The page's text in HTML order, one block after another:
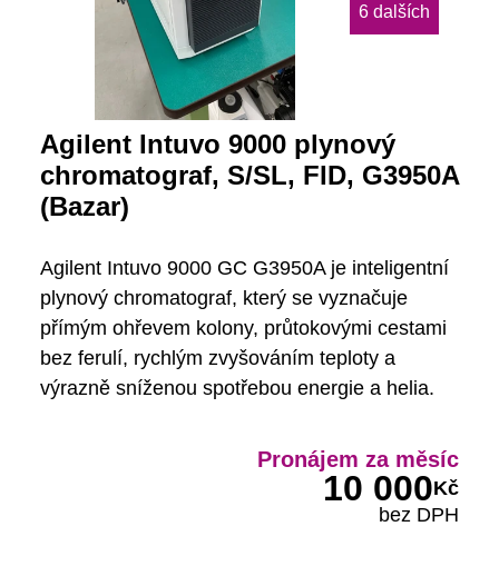
6 dalších
Agilent Intuvo 9000 plynový
chromatograf, S/SL, FID, G3950A
(Bazar)
Agilent Intuvo 9000 GC G3950A je inteligentní
plynový chromatograf, který se vyznačuje
přímým ohřevem kolony, průtokovými cestami
bez ferulí, rychlým zvyšováním teploty a
výrazně sníženou spotřebou energie a helia.
Pronájem za měsíc
10 000Kč
bez DPH